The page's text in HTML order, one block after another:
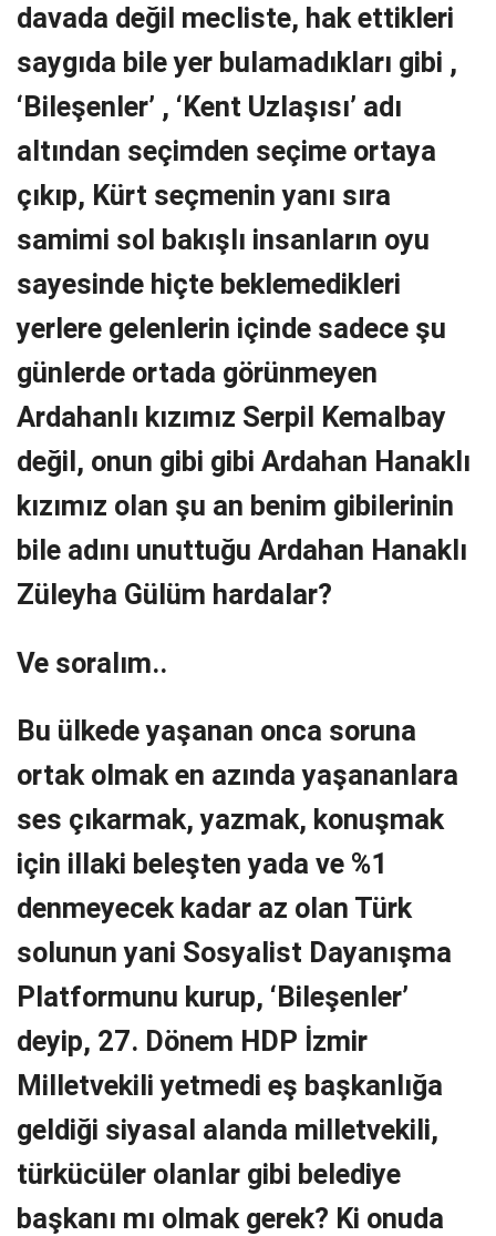
davada değil mecliste, hak ettikleri
saygıda bile yer bulamadıkları gibi ,
‘Bileşenler’ , ‘Kent Uzlaşısı’ adı
altından seçimden seçime ortaya
çıkıp, Kürt seçmenin yanı sıra
samimi sol bakışlı insanların oyu
sayesinde hiçte beklemedikleri
yerlere gelenlerin içinde sadece şu
günlerde ortada görünmeyen
Ardahanlı kızımız Serpil Kemalbay
değil, onun gibi gibi Ardahan Hanaklı
kızımız olan şu an benim gibilerinin
bile adını unuttuğu Ardahan Hanaklı
Züleyha Gülüm hardalar?
Ve soralım..
Bu ülkede yaşanan onca soruna
ortak olmak en azında yaşananlara
ses çıkarmak, yazmak, konuşmak
için illaki beleşten yada ve %1
denmeyecek kadar az olan Türk
solunun yani Sosyalist Dayanışma
Platformunu kurup, ‘Bileşenler’
deyip, 27. Dönem HDP İzmir
Milletvekili yetmedi eş başkanlığa
geldiği siyasal alanda milletvekili,
türkücüler olanlar gibi belediye
başkanı mı olmak gerek? Ki onuda